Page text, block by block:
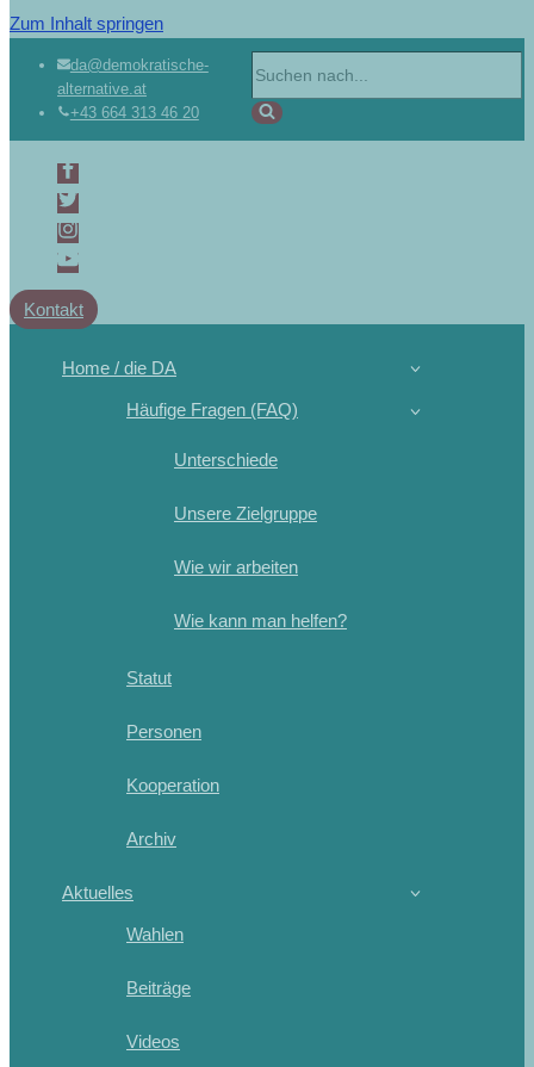
Zum Inhalt springen
da@demokratische-
alternative.at
+43 664 313 46 20
Kontakt
Home / die DA
Häufige Fragen (FAQ)
Unterschiede
Unsere Zielgruppe
Wie wir arbeiten
Wie kann man helfen?
Statut
Personen
Kooperation
Archiv
Aktuelles
Wahlen
Beiträge
Videos